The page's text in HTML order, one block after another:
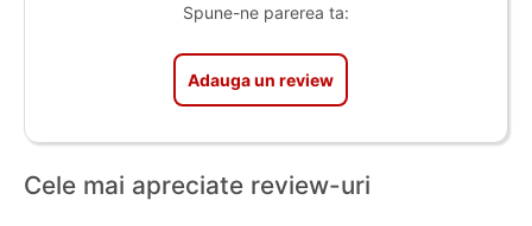
Spune-ne parerea ta:
Adauga un review
Cele mai apreciate review-uri